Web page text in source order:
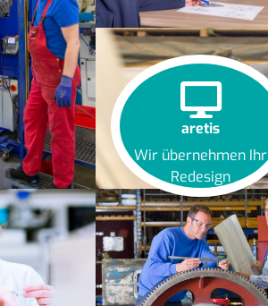
aretis
Wir übernehmen Ihr
Redesign